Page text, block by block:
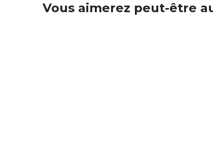
Vous aimerez peut-être